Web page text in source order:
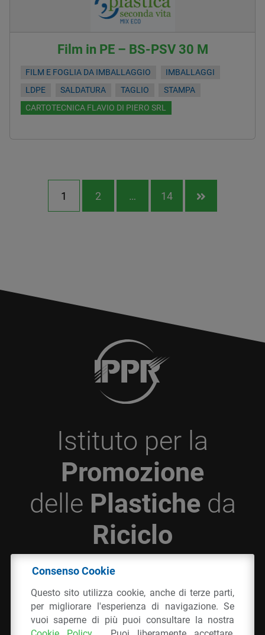
Film in PE – BS-PSV 30 M
FILM E FOGLIA DA IMBALLAGGIO
IMBALLAGGI
LDPE
SALDATURA TAGLIO
STAMPA
CARTOTECNICA FLAVIO DI PIERO SRL
1 2 … 14 
Istituto per la
Promozione
delle Plastiche da
Riciclo
Plastiche da Riciclo
C.F. 97381090154
Consenso Cookie
Questo sito utilizza cookie, anche di terze parti,
per migliorare l'esperienza di navigazione. Se
vuoi saperne di più puoi consultare la nostra